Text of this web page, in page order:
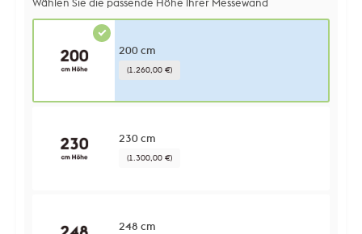
200 cm
(1.260,00 €)
230 cm
(1.300,00 €)
248 cm